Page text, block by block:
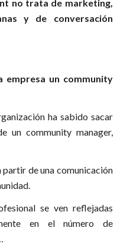
no trata de marketing,
y de conversación
empresa un community
ha sabido sacar
un community manager,
de una comunicación
se ven reflejadas
en el número de